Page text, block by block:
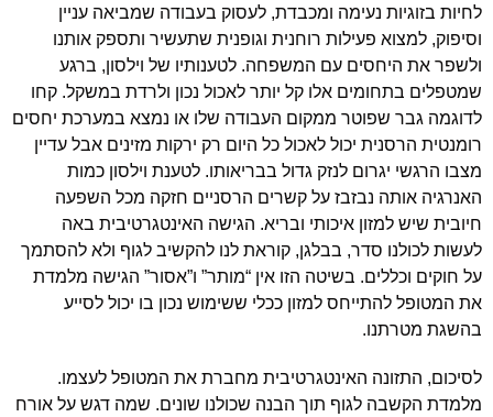
לחיות בזוגיות נעימה ומכבדת, לעסוק בעבודה שמביאה עניין
וסיפוק, למצוא פעילות רוחנית וגופנית שתעשיר ותספק אותנו
ולשפר את היחסים עם המשפחה. לטענותיו של וילסון, ברגע
שמטפלים בתחומים אלו קל יותר לאכול נכון ולרדת במשקל. קחו
לדוגמה גבר שפוטר ממקום העבודה שלו או נמצא במערכת יחסים
רומנטית הרסנית יכול לאכול כל היום רק ירקות מזינים אבל עדיין
מצבו הרגשי יגרום לנזק גדול בבריאותו. לטענת וילסון כמות
האנרגיה אותה נבזבז על קשרים הרסניים חזקה מכל השפעה
חיובית שיש למזון איכותי ובריא. הגישה האינטגרטיבית באה
לעשות לכולנו סדר, בבלגן, קוראת לנו להקשיב לגוף ולא להסתמך
על חוקים וכללים. בשיטה הזו אין “מותר” ו”אסור” הגישה מלמדת
את המטופל להתייחס למזון ככלי ששימוש נכון בו יכול לסייע
בהשגת מטרתנו.
לסיכום, התזונה האינטגרטיבית מחברת את המטופל לעצמו.
מלמדת הקשבה לגוף תוך הבנה שכולנו שונים. שמה דגש על אורח